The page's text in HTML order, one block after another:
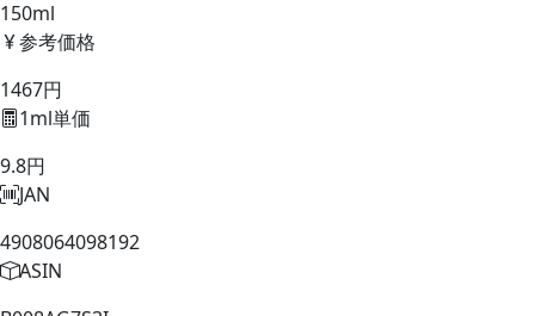
150ml
参考価格
1467円
1ml単価
9.8円
JAN
4908064098192
ASIN